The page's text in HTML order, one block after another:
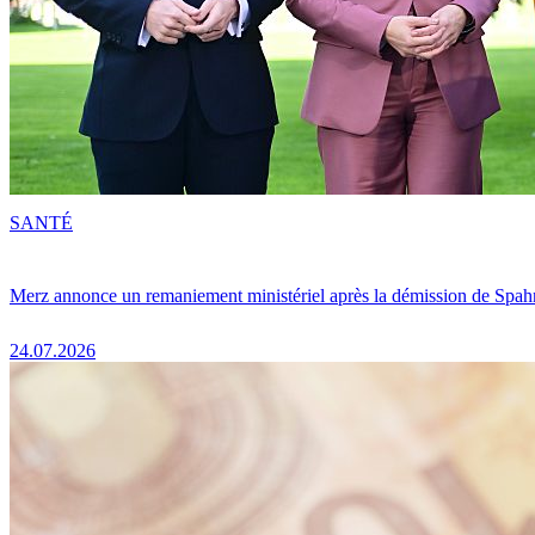
Merz annonce un remaniement ministériel après la démission de
24.07.2026
SANTÉ